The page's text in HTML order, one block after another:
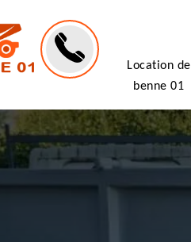
Location de
benne 01